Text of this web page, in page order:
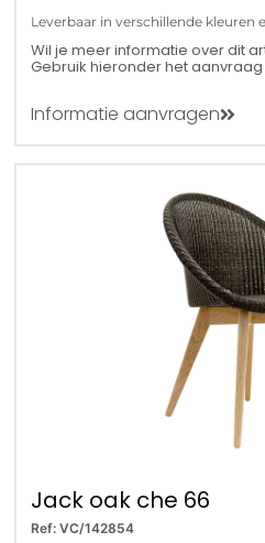
Leverbaar in verschillende kleuren
Wil je meer informatie over dit
Gebruik hieronder het
Informatie aanvragen
Jack oak che 66
Ref: VC/142854